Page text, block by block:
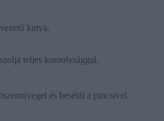
kutya.
teljes komolysággal.
és besétál a pincsivel.